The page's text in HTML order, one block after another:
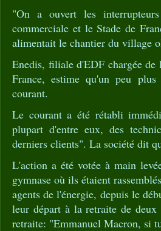
"On a ouvert les
commerciale et le Stade de
alimentait le chantier du village
Enedis, filiale d'EDF chargée
France, estime qu'un peu
courant.
Le courant a été rétabli
plupart d'entre eux, des
derniers clients". La société dit
L'action a été votée à main
gymnase où ils étaient
agents de l'énergie, depuis le
leur départ à la retraite de
retraite: "Emmanuel Macron, si